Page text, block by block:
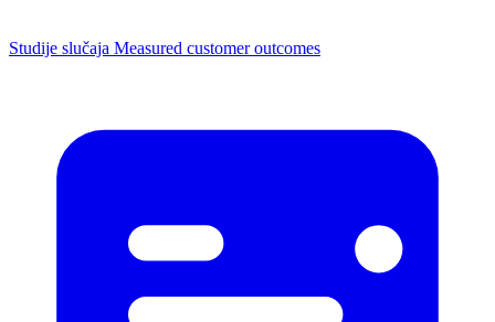
Studije slučaja Measured customer outcomes